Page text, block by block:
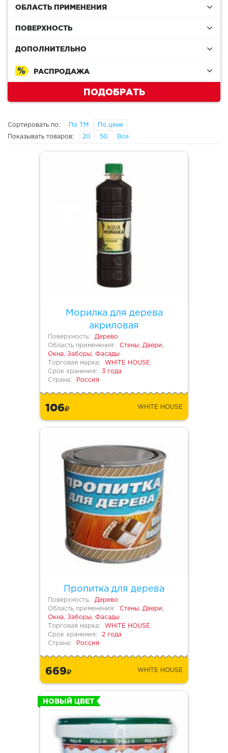
ОБЛАСТЬ ПРИМЕНЕНИЯ
ПОВЕРХНОСТЬ
ДОПОЛНИТЕЛЬНО
РАСПРОДАЖА
ПОДОБРАТЬ
Сортировать по: По ТМ По цене
Показывать товаров: 20 50 Все
Морилка для дерева
акриловая
Поверхность:
Дерево
Область применения:
Стены, Двери,
Окна, Заборы, Фасады
Торговая марка:
WHITE HOUSE
Срок хранения:
3 года
Страна:
Россия
106 WHITE HOUSE
Пропитка для дерева
Поверхность:
Дерево
Область применения:
Стены, Двери,
Окна, Заборы, Фасады
Торговая марка:
WHITE HOUSE
Срок хранения:
2 года
Страна:
Россия
669 WHITE HOUSE
НОВЫЙ ЦВЕТ